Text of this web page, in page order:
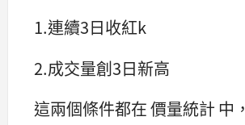
1.連續3日收紅k
2.成交量創3日新高
這兩個條件都在 價量統計 中，